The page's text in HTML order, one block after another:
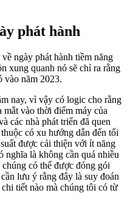
phát hành
ngày phát hành tiềm năng
xung quanh nó sẽ chỉ ra rằng
vào năm 2023.
nay, vì vậy có logic cho rằng
mắt vào thời điểm máy của
các nhà phát triển đã quen
có xu hướng dẫn đến tối
được cải thiện với ít năng
là không cần quá nhiều
có thể được đóng gói
lưu ý rằng đây là suy đoán
tiết nào mà chúng tôi có từ